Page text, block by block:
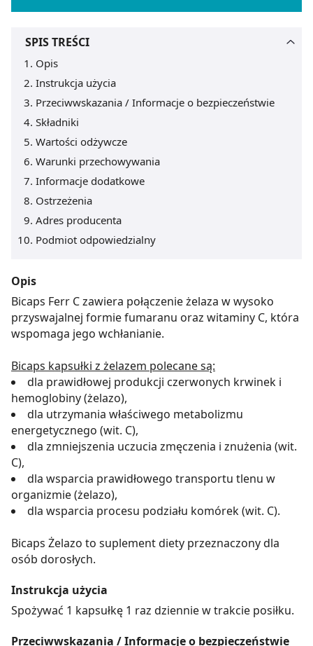
SPIS TREŚCI
Opis
Instrukcja użycia
Przeciwwskazania / Informacje o bezpieczeństwie
Składniki
Wartości odżywcze
Warunki przechowywania
Informacje dodatkowe
Ostrzeżenia
Adres producenta
Podmiot odpowiedzialny
Opis
Bicaps Ferr C zawiera połączenie żelaza w wysoko
przyswajalnej formie fumaranu oraz witaminy C, która
wspomaga jego wchłanianie.
Bicaps kapsułki z żelazem polecane są:
dla prawidłowej produkcji czerwonych krwinek i
hemoglobiny (żelazo),
dla utrzymania właściwego metabolizmu
energetycznego (wit. C),
dla zmniejszenia uczucia zmęczenia i znużenia (wit.
C),
dla wsparcia prawidłowego transportu tlenu w
organizmie (żelazo),
dla wsparcia procesu podziału komórek (wit. C).
Bicaps Żelazo to suplement diety przeznaczony dla
osób dorosłych.
Instrukcja użycia
Spożywać 1 kapsułkę 1 raz dziennie w trakcie posiłku.
Przeciwwskazania / Informacje o bezpieczeństwie